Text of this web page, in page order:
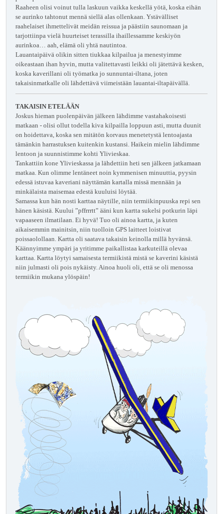
Raaheen olisi voinut tulla laskuun vaikka keskellä yötä, koska eihän
se aurinko tahtonut mennä siellä alas ollenkaan. Ystävälliset
raahelaiset ihmettelivät meidän reissua ja päästiin saunomaan ja
tarjottiinpa vielä huurteiset terassilla ihaillessamme keskiyön
aurinkoa… aah, elämä oli yhtä nautintoa.
Lauantaipäivä olikin sitten tiukkaa kilpailua ja menestyimme
oikeastaan ihan hyvin, mutta valitettavasti leikki oli jätettävä kesken,
koska kaverillani oli työmatka jo sunnuntai-iltana, joten
takaisinmatkalle oli lähdettävä viimeistään lauantai-iltapäivällä.
TAKAISIN ETELÄÄN
Joskus hieman puolenpäivän jälkeen lähdimme vastahakoisesti
matkaan - olisi ollut todella kiva kilpailla loppuun asti, mutta duunit
on hoidettava, koska sen mitätön korvaus menetetystä lentoajasta
tämänkin harrastuksen kuitenkin kustansi. Haikein mielin lähdimme
lentoon ja suunnistimme kohti Ylivieskaa.
Tankattiin kone Ylivieskassa ja lähdettiin heti sen jälkeen jatkamaan
matkaa. Kun olimme lentäneet noin kymmenisen minuuttia, pyysin
edessä istuvaa kaveriani näyttämän kartalla missä mennään ja
minkälaista maisemaa edestä kuuluisi löytää.
Samassa kun hän nosti karttaa näytille, niin termiikinpuuska repi sen
hänen käsistä. Kuului ”pffrrrtt” ääni kun kartta sukelsi potkurin läpi
vapaaseen ilmatilaan. Ei hyvä! Tuo oli ainoa kartta, ja kuten
aikaisemmin mainitsin, niin tuolloin GPS laitteet loistivat
poissaolollaan. Kartta oli saatava takaisin keinolla millä hyvänsä.
Käännyimme ympäri ja yritimme paikallistaa karkuteillä olevaa
karttaa. Kartta löytyi samaisesta termiikistä mistä se kaverini käsistä
niin julmasti oli pois nykäisty. Ainoa huoli oli, että se oli menossa
termiikin mukana ylöspäin!